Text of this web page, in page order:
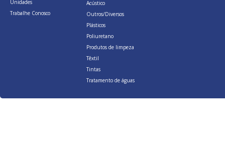
Unidades
Trabalhe Conosco
Acústico
Outros/Diversos
Plásticos
Poliuretano
Produtos de limpeza
Têxtil
Tintas
Tratamento de águas